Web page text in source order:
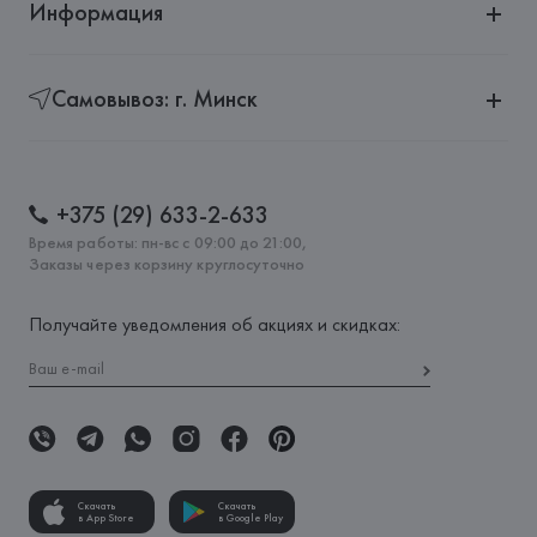
Информация
Самовывоз: г. Минск
+375 (29) 633-2-633
Время работы: пн-вс с 09:00 до 21:00,
Заказы через корзину круглосуточно
Получайте уведомления об акциях и скидках:
Скачать
в App Store
Скачать
в Google Play